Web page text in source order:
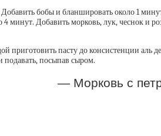
бобы и бланшировать около 1
4 минут. Добавить морковь, лук, чеснок
пасту до консистенции аль
подавать, посыпав сыром.
— Морковь с